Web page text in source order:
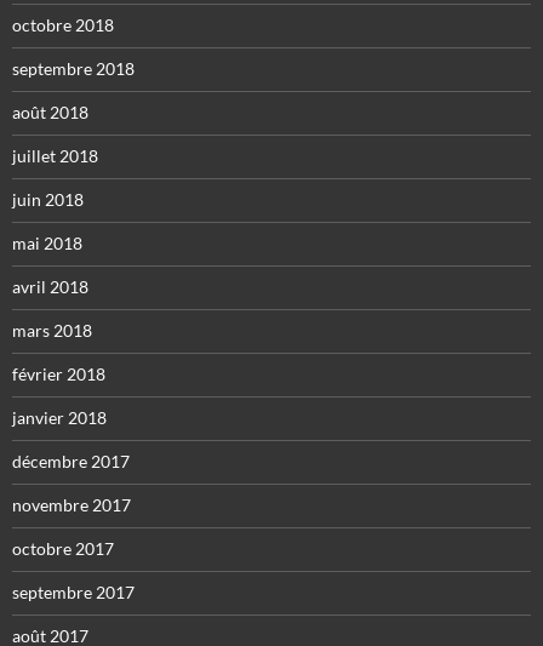
octobre 2018
septembre 2018
août 2018
juillet 2018
juin 2018
mai 2018
avril 2018
mars 2018
février 2018
janvier 2018
décembre 2017
novembre 2017
octobre 2017
septembre 2017
août 2017